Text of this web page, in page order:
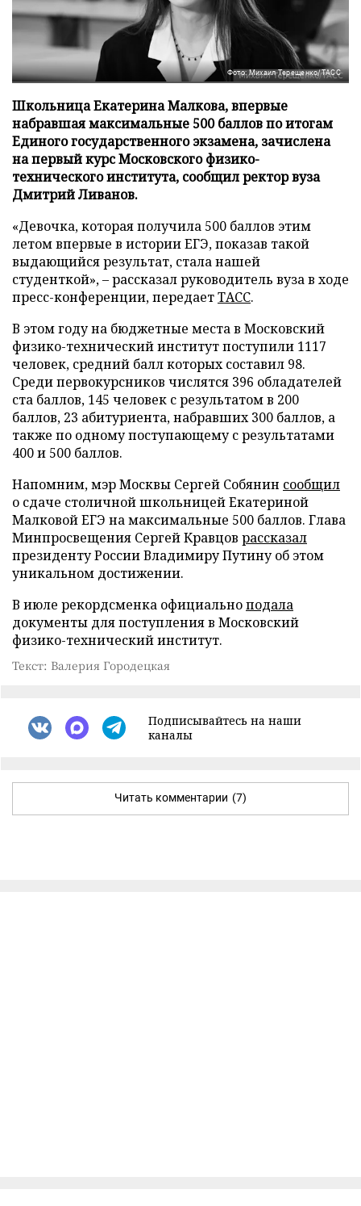
Фото: Михаил Терещенко/ТАСС
Школьница Екатерина Малкова, впервые
набравшая максимальные 500 баллов по итогам
Единого государственного экзамена, зачислена
на первый курс Московского физико-
технического института, сообщил ректор вуза
Дмитрий Ливанов.
«Девочка, которая получила 500 баллов этим
летом впервые в истории ЕГЭ, показав такой
выдающийся результат, стала нашей
студенткой», – рассказал руководитель вуза в ходе
пресс-конференции, передаетТАСС.
В этом году на бюджетные места в Московский
физико-технический институт поступили 1117
человек, средний балл которых составил 98.
Среди первокурсников числятся 396 обладателей
ста баллов, 145 человек с результатом в 200
баллов, 23 абитуриента, набравших 300 баллов, а
также по одному поступающему с результатами
400 и 500 баллов.
Напомним, мэр Москвы Сергей Собянин сообщил
о сдаче столичной школьницей Екатериной
Малковой ЕГЭ на максимальные 500 баллов. Глава
Минпросвещения Сергей Кравцов рассказал
президенту России Владимиру Путину об этом
уникальном достижении.
В июле рекордсменка официальноподала
документы для поступления в Московский
физико-технический институт.
Текст: Валерия Городецкая
Подписывайтесь на наши
каналы
Читать комментарии (7)